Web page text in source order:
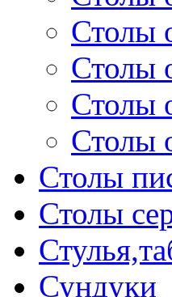
Столы
Столы
Столы
Столы
Столы
Столы
Сундуки